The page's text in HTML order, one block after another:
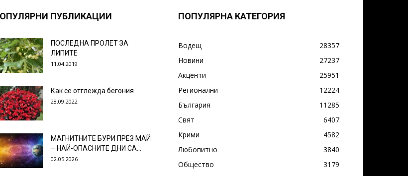
ПУБЛИКАЦИИ
ПОСЛЕДНА ПРОЛЕТ ЗА
ЛИПИТЕ
11.04.2019
Как се отглежда бегония
28.09.2022
МАГНИТНИТЕ БУРИ ПРЕЗ МАЙ
– НАЙ-ОПАСНИТЕ ДНИ СА…
02.05.2026
ПОПУЛЯРНА КАТЕГОРИЯ
Водещ
28357
Новини
27237
Акценти
25951
Регионални
12224
България
11285
Свят
6407
Крими
4582
Любопитно
3840
Общество
3179